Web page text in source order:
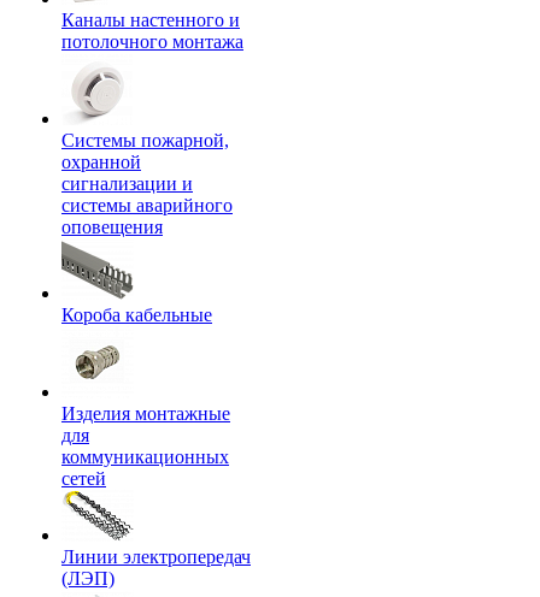
Каналы настенного и
потолочного монтажа
Системы пожарной,
охранной
сигнализации и
системы аварийного
оповещения
Короба кабельные
Изделия монтажные
для
коммуникационных
сетей
Линии электропередач
(ЛЭП)